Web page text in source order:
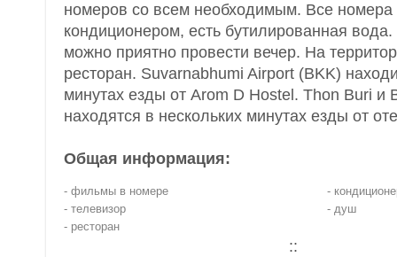
номеров со всем необходимым. Все
кондиционером, есть бутилированная
можно приятно провести вечер. На
ресторан. Suvarnabhumi Airport (BKK)
минутах езды от Arom D Hostel. Thon Buri и
находятся в нескольких минутах езды от
Общая информация:
- фильмы в номере
- телевизор
- ресторан
-
- душ
::